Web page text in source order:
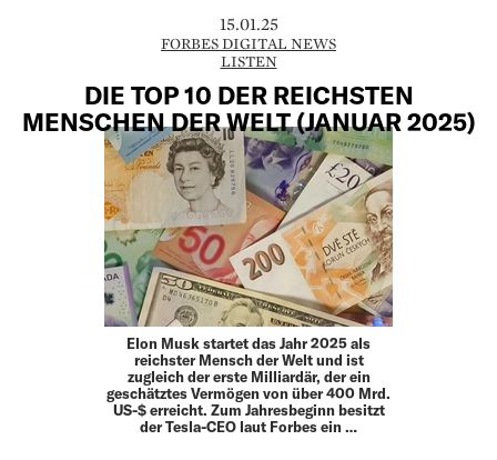
15.01.25
FORBES DIGITAL NEWS
LISTEN
DIE TOP 10 DER REICHSTEN
MENSCHEN DER WELT (JANUAR 2025)
Elon Musk startet das Jahr 2025 als
reichster Mensch der Welt und ist
zugleich der erste Milliardär, der ein
geschätztes Vermögen von über 400 Mrd.
US-$ erreicht. Zum Jahresbeginn besitzt
der Tesla-CEO laut Forbes ein …